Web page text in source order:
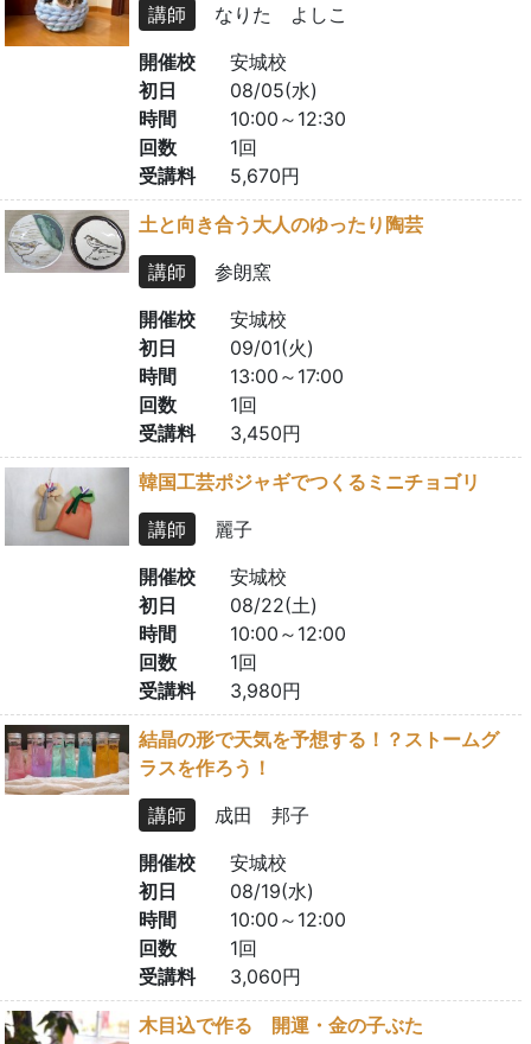
講師
なりた よしこ
開催校
安城校
初日
08/05(水)
時間
10:00～12:30
回数
1回
受講料
5,670円
土と向き合う大人のゆったり陶芸
講師
参朗窯
開催校
安城校
初日
09/01(火)
時間
13:00～17:00
回数
1回
受講料
3,450円
韓国工芸ポジャギでつくるミニチョゴリ
講師
麗子
開催校
安城校
初日
08/22(土)
時間
10:00～12:00
回数
1回
受講料
3,980円
結晶の形で天気を予想する！？ストームグ
ラスを作ろう！
講師
成田 邦子
開催校
安城校
初日
08/19(水)
時間
10:00～12:00
回数
1回
受講料
3,060円
木目込で作る 開運・金の子ぶた